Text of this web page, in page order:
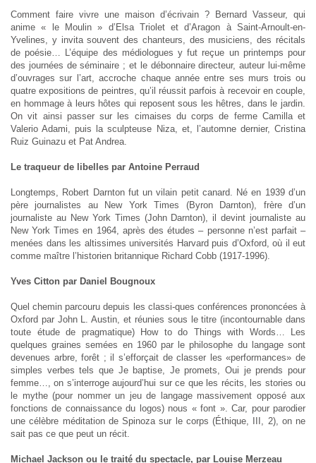
Comment faire vivre une maison d’écrivain ? Bernard Vasseur, qui
anime « le Moulin » d’Elsa Triolet et d’Aragon à Saint-Arnoult-en-
Yvelines, y invita souvent des chanteurs, des musiciens, des récitals
de poésie… L’équipe des médiologues y fut reçue un printemps pour
des journées de séminaire ; et le débonnaire directeur, auteur lui-même
d’ouvrages sur l’art, accroche chaque année entre ses murs trois ou
quatre expositions de peintres, qu’il réussit parfois à recevoir en couple,
en hommage à leurs hôtes qui reposent sous les hêtres, dans le jardin.
On vit ainsi passer sur les cimaises du corps de ferme Camilla et
Valerio Adami, puis la sculpteuse Niza, et, l’automne dernier, Cristina
Ruiz Guinazu et Pat Andrea.
Le traqueur de libelles par Antoine Perraud
Longtemps, Robert Darnton fut un vilain petit canard. Né en 1939 d’un
père journalistes au New York Times (Byron Darnton), frère d’un
journaliste au New York Times (John Darnton), il devint journaliste au
New York Times en 1964, après des études – personne n’est parfait –
menées dans les altissimes universités Harvard puis d’Oxford, où il eut
comme maître l’historien britannique Richard Cobb (1917-1996).
Yves Citton par Daniel Bougnoux
Quel chemin parcouru depuis les classi-ques conférences prononcées à
Oxford par John L. Austin, et réunies sous le titre (incontournable dans
toute étude de pragmatique) How to do Things with Words… Les
quelques graines semées en 1960 par le philosophe du langage sont
devenues arbre, forêt ; il s’efforçait de classer les «performances» de
simples verbes tels que Je baptise, Je promets, Oui je prends pour
femme…, on s’interroge aujourd’hui sur ce que les récits, les stories ou
le mythe (pour nommer un jeu de langage massivement opposé aux
fonctions de connaissance du logos) nous « font ». Car, pour parodier
une célèbre méditation de Spinoza sur le corps (Éthique, III, 2), on ne
sait pas ce que peut un récit.
Michael Jackson ou le traité du spectacle, par Louise Merzeau